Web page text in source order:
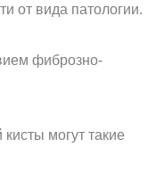
от вида патологии.
фиброзно-
могут такие